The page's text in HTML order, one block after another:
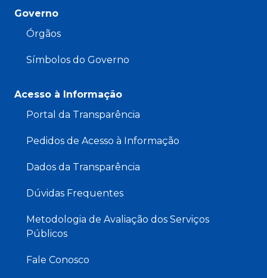
Governo
Órgãos
Símbolos do Governo
Acesso à Informação
Portal da Transparência
Pedidos de Acesso à Informação
Dados da Transparência
Dúvidas Frequentes
Metodologia de Avaliação dos Serviços
Públicos
Fale Conosco